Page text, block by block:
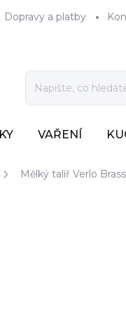
Dopravy a platby
VAŘENÍ
Mělký talíř Verlo